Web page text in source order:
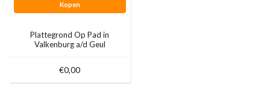
Kopen
Plattegrond Op Pad in
Valkenburg a/d Geul
€0,00